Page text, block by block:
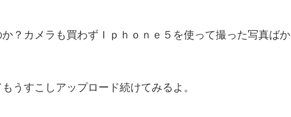
？カメラも買わずＩｐｈｏｎｅ５を使って撮った写真ばか
うすこしアップロード続けてみるよ。